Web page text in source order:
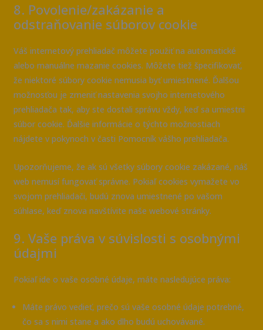
8. Povolenie/zakázanie a
odstraňovanie súborov cookie
Váš internetový prehliadač môžete použiť na automatické
alebo manuálne mazanie cookies. Môžete tiež špecifikovať,
že niektoré súbory cookie nemusia byť umiestnené. Ďalšou
možnosťou je zmeniť nastavenia svojho internetového
prehliadača tak, aby ste dostali správu vždy, keď sa umiestni
súbor cookie. Ďalšie informácie o týchto možnostiach
nájdete v pokynoch v časti Pomocník vášho prehliadača.
Upozorňujeme, že ak sú všetky súbory cookie zakázané, náš
web nemusí fungovať správne. Pokiaľ cookies vymažete vo
svojom prehliadači, budú znova umiestnené po vašom
súhlase, keď znova navštívite naše webové stránky.
9. Vaše práva v súvislosti s osobnými
údajmi
Pokiaľ ide o vaše osobné údaje, máte nasledujúce práva:
Máte právo vedieť, prečo sú vaše osobné údaje potrebné,
čo sa s nimi stane a ako dlho budú uchovávané.